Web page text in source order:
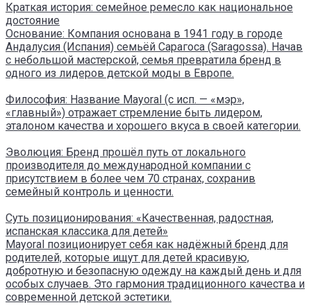
Краткая история: семейное ремесло как национальное
достояние
Основание: Компания основана в 1941 году в городе
Андалусия (Испания) семьёй Сарагоса (Saragossa). Начав
с небольшой мастерской, семья превратила бренд в
одного из лидеров детской моды в Европе.
Философия: Название Mayoral (с исп. — «мэр»,
«главный») отражает стремление быть лидером,
эталоном качества и хорошего вкуса в своей категории.
Эволюция: Бренд прошёл путь от локального
производителя до международной компании с
присутствием в более чем 70 странах, сохранив
семейный контроль и ценности.
Суть позиционирования: «Качественная, радостная,
испанская классика для детей»
Mayoral позиционирует себя как надёжный бренд для
родителей, которые ищут для детей красивую,
добротную и безопасную одежду на каждый день и для
особых случаев. Это гармония традиционного качества и
современной детской эстетики.